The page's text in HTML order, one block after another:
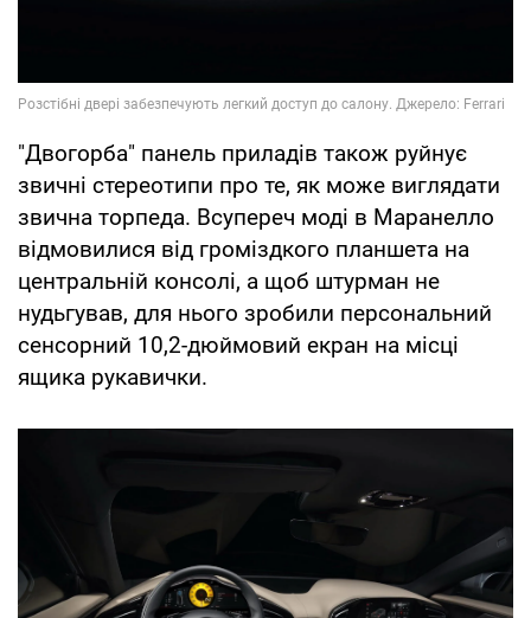
"Двогорба" панель приладів також руйнує
звичні стереотипи про те, як може виглядати
звична торпеда. Всупереч моді в Маранелло
відмовилися від громіздкого планшета на
центральній консолі, а щоб штурман не
нудьгував, для нього зробили персональний
сенсорний 10,2-дюймовий екран на місці
ящика рукавички.